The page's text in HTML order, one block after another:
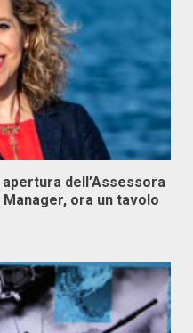
dell’Assessora
ora un tavolo